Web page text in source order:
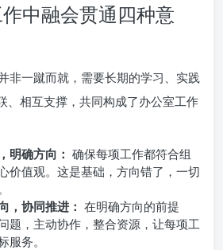
中融会贯通四种意
非一蹴而就，需要长期的学习、实践
、相互支撑，共同构成了办公室工作
明确方向： 确保每项工作都符合组
价值观。这是基础，方向错了，一切
，协同推进： 在明确方向的前提
题，主动协作，整合资源，让每项工
服务。